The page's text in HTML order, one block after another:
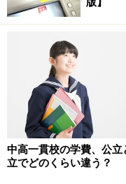
るかもしれません。
形で積立てる意味が
ただし、年金財形と
いう上限があること
【参考コラム】
マイナス金利時代の
月1万円で子どもを
中高一貫校の学費、公立
立でどのくらい違う？